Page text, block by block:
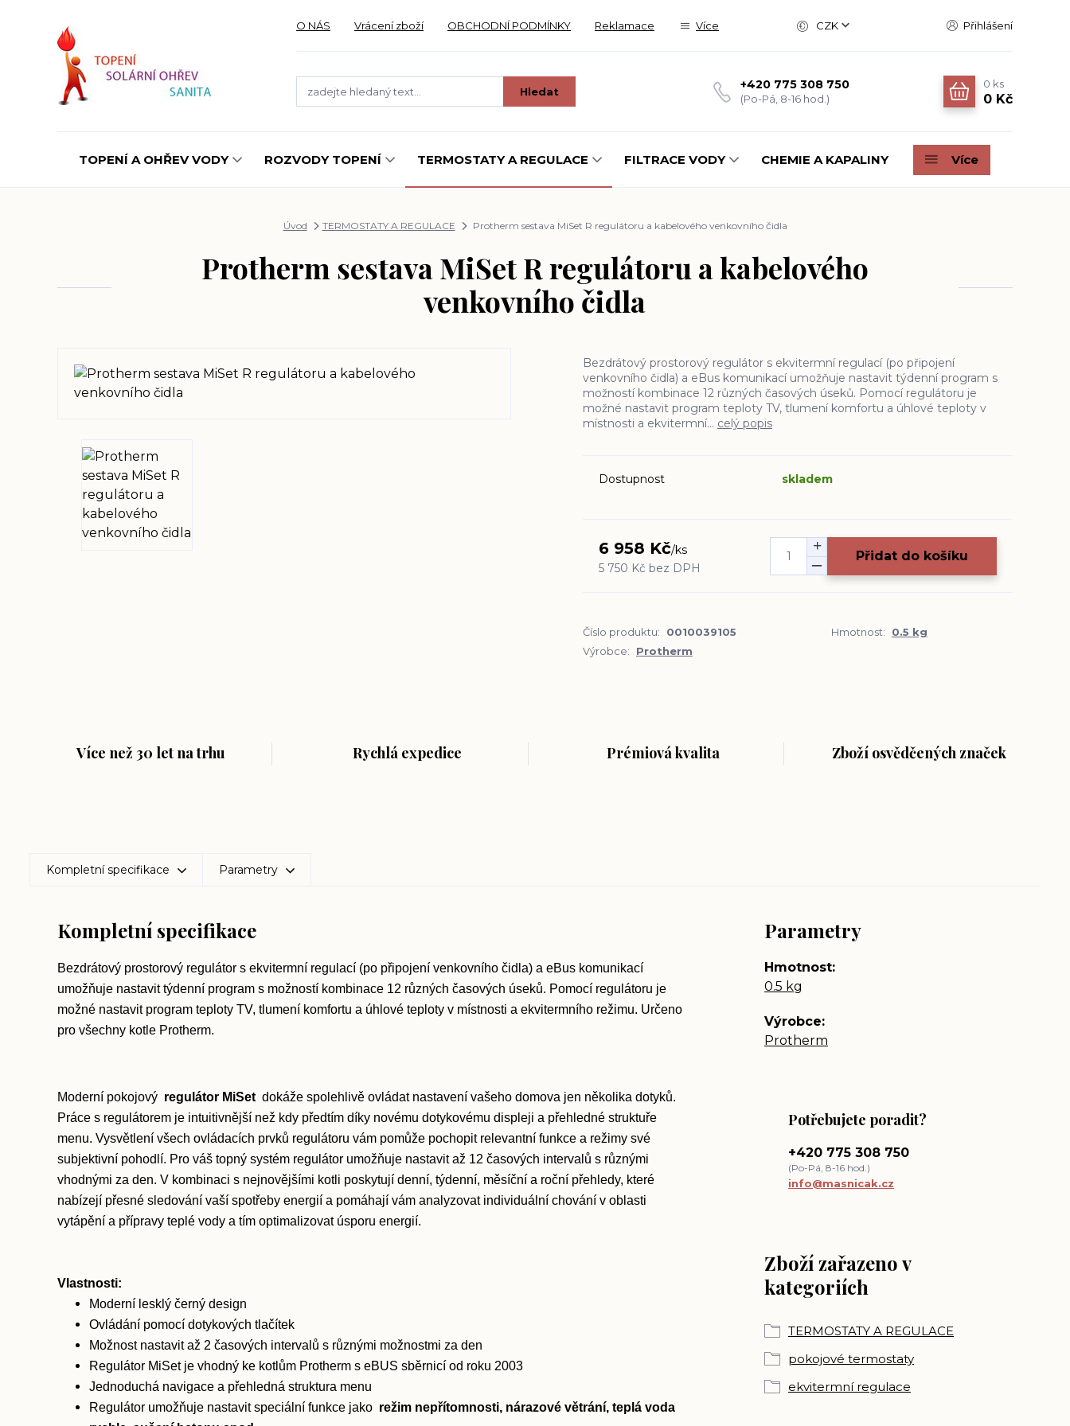
O NÁS Vrácení zboží OBCHODNÍ PODMÍNKY Reklamace Více CZK Přihlášení
Hledat +420 775 308 750
(Po-Pá, 8-16 hod.)
0 ks
0 Kč
TOPENÍ A OHŘEV VODY ROZVODY TOPENÍ TERMOSTATY A REGULACE FILTRACE VODY CHEMIE A KAPALINY Více
Úvod TERMOSTATY A REGULACE Protherm sestava MiSet R regulátoru a kabelového venkovního čidla
Protherm sestava MiSet R regulátoru a kabelového
venkovního čidla
Bezdrátový prostorový regulátor s ekvitermní regulací (po připojení
venkovního čidla) a eBus komunikací umožňuje nastavit týdenní program s
možností kombinace 12 různých časových úseků. Pomocí regulátoru je
možné nastavit program teploty TV, tlumení komfortu a úhlové teploty v
místnosti a ekvitermní... celý popis
Dostupnost skladem
6 958 Kč/ks
5 750 Kč bez DPH
Přidat do košíku
Číslo produktu: 0010039105 Hmotnost:
0.5 kg
Výrobce:
Protherm
Více než 30 let na trhu Rychlá expedice Prémiová kvalita Zboží osvědčených značek
Kompletní specifikace Parametry
Kompletní specifikace
Bezdrátový prostorový regulátor s ekvitermní regulací (po připojení venkovního čidla) a eBus komunikací
umožňuje nastavit týdenní program s možností kombinace 12 různých časových úseků. Pomocí regulátoru je
možné nastavit program teploty TV, tlumení komfortu a úhlové teploty v místnosti a ekvitermního režimu. Určeno
pro všechny kotle Protherm.
Moderní pokojový regulátor MiSet dokáže spolehlivě ovládat nastavení vašeho domova jen několika dotyků.
Práce s regulátorem je intuitivnější než kdy předtím díky novému dotykovému displeji a přehledné struktuře
menu. Vysvětlení všech ovládacích prvků regulátoru vám pomůže pochopit relevantní funkce a režimy své
subjektivní pohodlí. Pro váš topný systém regulátor umožňuje nastavit až 12 časových intervalů s různými
vhodnými za den. V kombinaci s nejnovějšími kotli poskytují denní, týdenní, měsíční a roční přehledy, které
nabízejí přesné sledování vaší spotřeby energií a pomáhají vám analyzovat individuální chování v oblasti
vytápění a přípravy teplé vody a tím optimalizovat úsporu energií.
Vlastnosti:
Moderní lesklý černý design
Ovládání pomocí dotykových tlačítek
Možnost nastavit až 2 časových intervalů s různými možnostmi za den
Regulátor MiSet je vhodný ke kotlům Protherm s eBUS sběrnicí od roku 2003
Jednoduchá navigace a přehledná struktura menu
Regulátor umožňuje nastavit speciální funkce jako režim nepřítomnosti, nárazové větrání, teplá voda
Parametry
Hmotnost
0.5 kg
Výrobce
Protherm
Zboží zařazeno v
kategoriích
TERMOSTATY A REGULACE
pokojové termostaty
ekvitermní regulace
Potřebujete poradit?
+420 775 308 750
(Po-Pá, 8-16 hod.)
info@masnicak.cz